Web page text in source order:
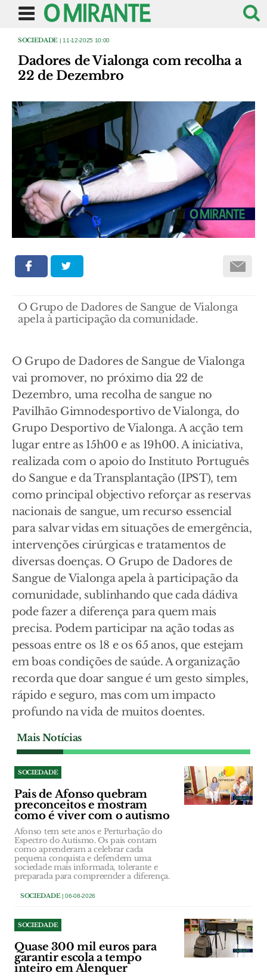
SOCIEDADE | 11-12-2025 10:00
Dadores de Vialonga com recolha a
22 de Dezembro
O Grupo de Dadores de Sangue de Vialonga
apela à participação da comunidade.
O Grupo de Dadores de Sangue de Vialonga
vai promover, no próximo dia 22 de
Dezembro, uma recolha de sangue no
Pavilhão Gimnodesportivo de Vialonga, do
Grupo Desportivo de Vialonga. A acção tem
lugar entre as 15h00 e as 19h00. A iniciativa,
realizada com o apoio do Instituto Português
do Sangue e da Transplantação (IPST), tem
como principal objectivo reforçar as reservas
nacionais de sangue, um recurso essencial
para salvar vidas em situações de emergência,
intervenções cirúrgicas e tratamentos de
diversas doenças. O Grupo de Dadores de
Sangue de Vialonga apela à participação da
comunidade, sublinhando que cada dádiva
pode fazer a diferença para quem mais
precisa. Podem participar na ação todas as
pessoas entre os 18 e os 65 anos, que estejam
em boas condições de saúde. A organização
recorda que doar sangue é um gesto simples,
rápido e seguro, mas com um impacto
profundo na vida de muitos doentes.
Mais Notícias
SOCIEDADE
Pais de Afonso quebram
preconceitos e mostram
como é viver com o autismo
Afonso tem sete anos e Perturbação do
Espectro do Autismo. Os pais contam
como aprenderam a celebrar cada
pequena conquista e defendem uma
sociedade mais informada, tolerante e
preparada para compreender a diferença.
SOCIEDADE| 06-08-2026
SOCIEDADE
Quase 300 mil euros para
garantir escola a tempo
inteiro em Alenquer